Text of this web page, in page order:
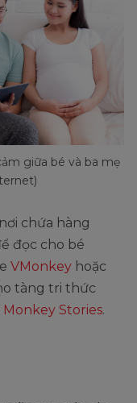
giữa bé và ba mẹ
chứa hàng
đọc cho bé
VMonkey hoặc
tàng tri thức
Monkey Stories.